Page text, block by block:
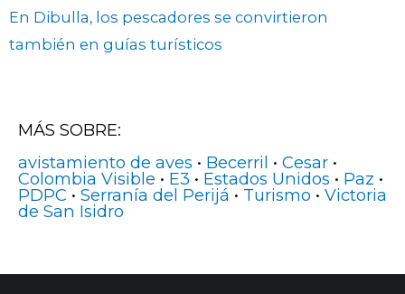
En Dibulla, los pescadores se convirtieron
también en guías turísticos
MÁS SOBRE:
avistamiento de aves • Becerril • Cesar •
Colombia Visible • E3 • Estados Unidos • Paz •
PDPC • Serranía del Perijá • Turismo • Victoria
de San Isidro